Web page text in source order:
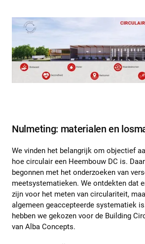
Nulmeting: materialen en
We vinden het belangrijk om objectief
hoe circulair een Heembouw DC is.
begonnen met het onderzoeken van
meetsystematieken. We ontdekten dat
zijn voor het meten van circulariteit,
algemeen geaccepteerde systematiek
hebben we gekozen voor de Building
van Alba Concepts.